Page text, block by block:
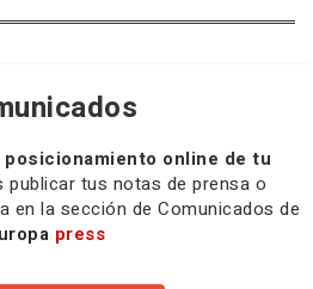
posicionamiento online de tu
publicar tus notas de prensa o
en la sección de Comunicados de
press